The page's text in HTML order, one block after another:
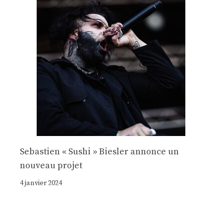
Sebastien « Sushi » Biesler annonce un
nouveau projet
4 janvier 2024